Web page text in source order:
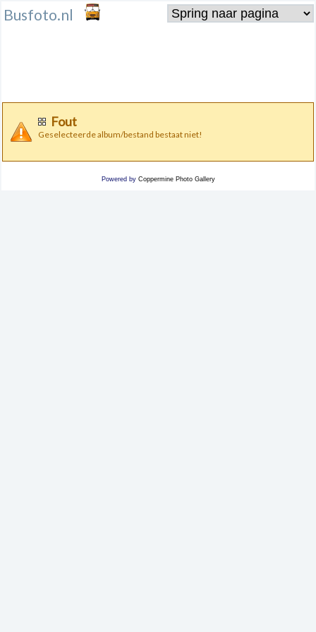
Busfoto.nl
Fout
Geselecteerde album/bestand bestaat niet!
Powered by Coppermine Photo Gallery